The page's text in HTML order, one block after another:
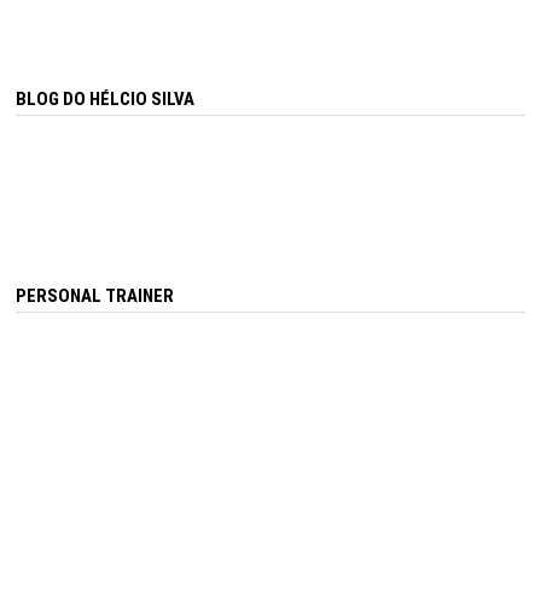
BLOG DO HÉLCIO SILVA
PERSONAL TRAINER